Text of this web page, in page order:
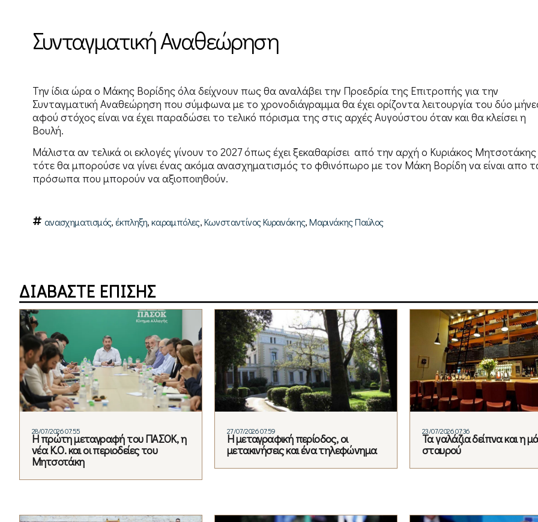
Συνταγματική Αναθεώρηση
Την ίδια ώρα ο Μάκης Βορίδης όλα δείχνουν πως θα αναλάβει την Προεδρία της Επιτροπής για την
Συνταγματική Αναθεώρηση που σύμφωνα με το χρονοδιάγραμμα θα έχει ορίζοντα λειτουργία του δύο
αφού στόχος είναι να έχει παραδώσει το τελικό πόρισμα της στις αρχές Αυγούστου όταν και θα κλείσει η
Βουλή.
Μάλιστα αν τελικά οι εκλογές γίνουν το 2027 όπως έχει ξεκαθαρίσει από την αρχή ο Κυριάκος Μητσοτάκης
τότε θα μπορούσε να γίνει ένας ακόμα ανασχηματισμός το φθινόπωρο με τον Μάκη Βορίδη να είναι απο
πρόσωπα που μπορούν να αξιοποιηθούν.
ανασχηματισμός,έκπληξη,καραμπόλες,Κωνσταντίνος Κυρανάκης, Μαρινάκης Παύλος
ΔΙΑΒΑΣΤΕ ΕΠΙΣΗΣ
28/07/2026 07:55
Η πρώτη μεταγραφή του ΠΑΣΟΚ, η
νέα Κ.Ο. και οι περιοδείες του
Μητσοτάκη
27/07/2026 07:59
Η μεταγραφική περίοδος, οι
μετακινήσεις και ένα τηλεφώνημα
23/07/2026 07:36
Τα γαλάζια δείπνα και η
σταυρού